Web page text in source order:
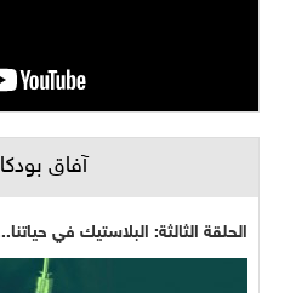
آفاق
الحلقة الثالثة: البلاستيك في